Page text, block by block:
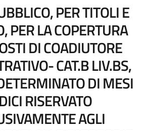
PER TITOLI E
PER LA COPERTURA
DI COADIUTORE
CAT.B LIV.BS,
DI MESI
RISERVATO
AGLI